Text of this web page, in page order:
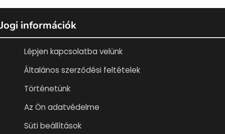
Jogi információk
Lépjen kapcsolatba velünk
Általános szerződési feltételek
Történetünk
Az Ön adatvédelme
Süti beállítások